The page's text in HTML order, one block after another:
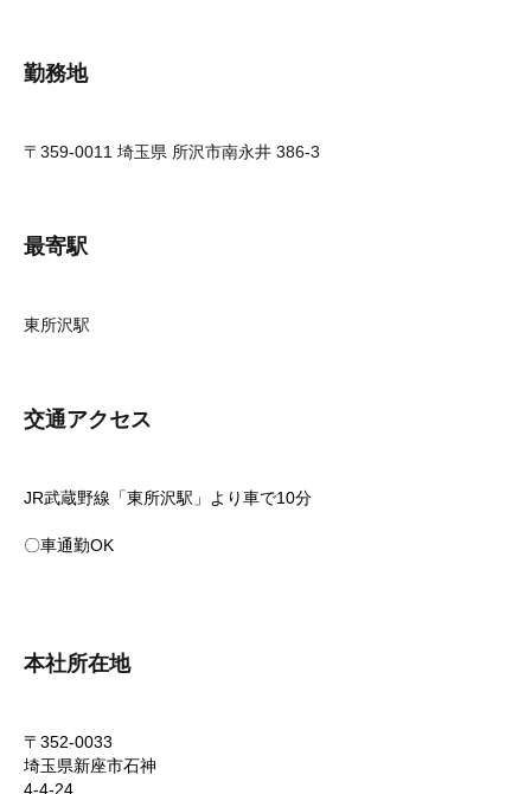
勤務地
〒359-0011 埼玉県 所沢市南永井 386-3
最寄駅
東所沢駅
交通アクセス
JR武蔵野線「東所沢駅」より車で10分
〇車通勤OK
本社所在地
〒352-0033
埼玉県新座市石神
4-4-24